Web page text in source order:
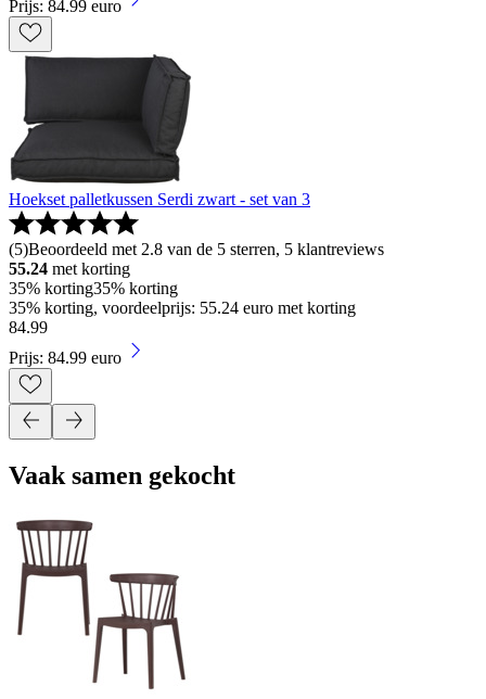
Prijs: 84.99 euro
Hoekset palletkussen Serdi zwart - set van 3
(5)Beoordeeld met 2.8 van de 5 sterren, 5 klantreviews
55.24 met korting
35% korting35% korting
35% korting, voordeelprijs: 55.24 euro met korting
84.99
Prijs: 84.99 euro
Vaak samen gekocht